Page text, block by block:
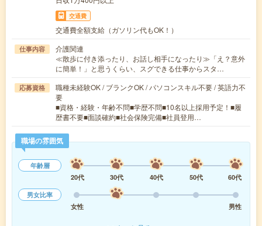
交通費
交通費全額支給（ガソリン代もOK！）
仕事内容
介護関連
≪散歩に付き添ったり、お話し相手になったり≫「え？意外
に簡単！」と思うくらい、スグできる仕事からスタ…
応募資格
職種未経験OK / ブランクOK / パソコンスキル不要 / 英語力不
要
■資格・経験・年齢不問■学歴不問■10名以上採用予定！■履
歴書不要■面談確約■社会保険完備■社員登用…
職場の雰囲気
年齢層
20代
30代 40代 50代
60代
男女比率
女性
男性